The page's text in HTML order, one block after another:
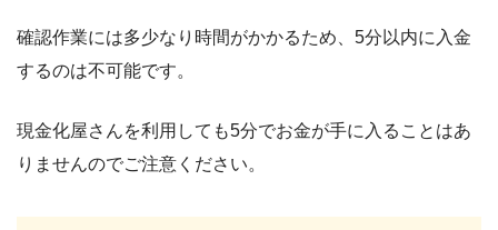
確認作業には多少なり時間がかかるため、5分以内に入金
するのは不可能です。
現金化屋さんを利用しても5分でお金が手に入ることはあ
りませんのでご注意ください。